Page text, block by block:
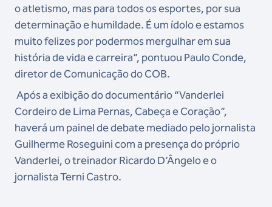
o atletismo, mas para todos os esportes, por sua
determinação e humildade. É um ídolo e estamos
muito felizes por podermos mergulhar em sua
história de vida e carreira”, pontuou Paulo Conde,
diretor de Comunicação do COB.
Após a exibição do documentário “Vanderlei
Cordeiro de Lima Pernas, Cabeça e Coração”,
haverá um painel de debate mediado pelo jornalista
Guilherme Roseguini com a presença do próprio
Vanderlei, o treinador Ricardo D’Ângelo e o
jornalista Terni Castro.